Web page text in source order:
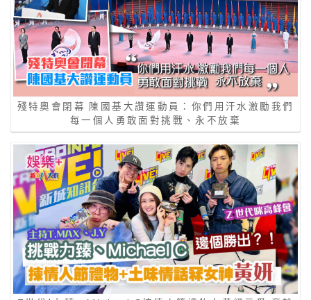
殘特奧會閉幕 陳國基大讚運動員：你們用汗水激勵我們
每一個人勇敢面對挑戰、永不放棄